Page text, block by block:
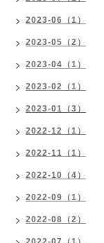
2023-06（1）
2023-05（2）
2023-04（1）
2023-02（1）
2023-01（3）
2022-12（1）
2022-11（1）
2022-10（4）
2022-09（1）
2022-08（2）